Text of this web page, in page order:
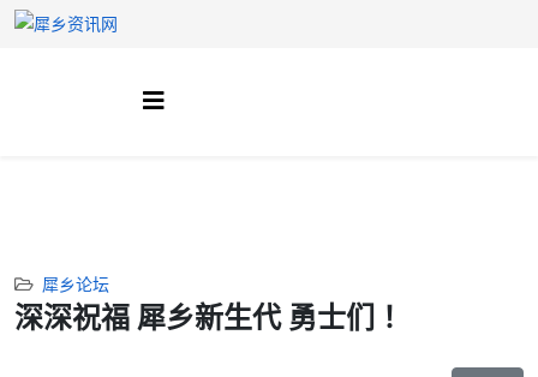
犀乡论坛
深深祝福 犀乡新生代 勇士们 ！